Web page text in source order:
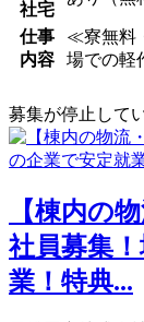
社宅
仕事
内容
≪寮無料
場での軽
募集が停止して
【棟内の
社員募集
業！特典...